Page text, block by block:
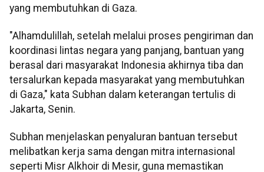
yang membutuhkan di Gaza.
"Alhamdulillah, setelah melalui proses pengiriman dan
koordinasi lintas negara yang panjang, bantuan yang
berasal dari masyarakat Indonesia akhirnya tiba dan
tersalurkan kepada masyarakat yang membutuhkan
di Gaza," kata Subhan dalam keterangan tertulis di
Jakarta, Senin.
Subhan menjelaskan penyaluran bantuan tersebut
melibatkan kerja sama dengan mitra internasional
seperti Misr Alkhoir di Mesir, guna memastikan